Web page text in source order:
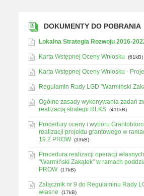
DOKUMENTY DO POBRANIA
Lokalna Strategia Rozwoju 2016-
Karta Wstępnej Oceny Wniosku (61kB)
Karta Wstępnej Oceny Wniosku -
Regulamin Rady LGD "Warmiński
Ogólne zasady wykonywania zadań
realizacją strategii RLKS (411kB)
Procedury oceny i wyboru
realizacji projektu grantowego w
19.2 PROW (33kB)
Procedura realizacji operacji
"Warmiński Zakątek" w ramach
PROW (17kB)
Załącznik nr 9 do Regulaminu Rady
własne
(17kB)